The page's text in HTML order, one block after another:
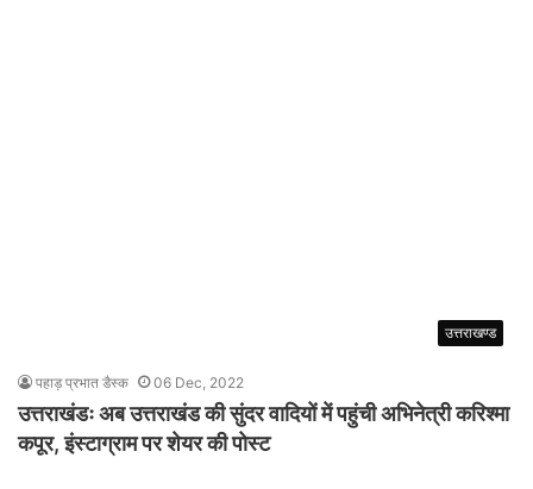
उत्तराखण्ड
पहाड़ प्रभात डैस्क 06 Dec, 2022
उत्तराखंडः अब उत्तराखंड की सुंदर वादियों में पहुंची अभिनेत्री करिश्मा
कपूर, इंस्टाग्राम पर शेयर की पोस्ट